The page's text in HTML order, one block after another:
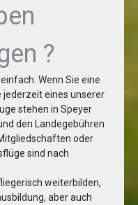
?
Wenn Sie eine
jederzeit eines unserer
stehen in Speyer
den Landegebühren
oder
sind nach
weiterbilden,
aber auch